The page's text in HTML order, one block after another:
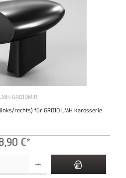
GR010MIR
rechts) für GR010 LMH Karosserie
€*